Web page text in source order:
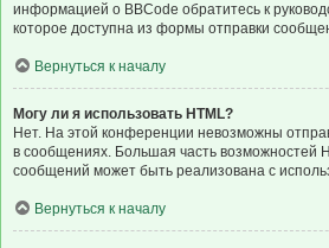
информацией о BBCode обратитесь к
которое доступна из формы отправки
Вернуться к началу
Могу ли я использовать HTML?
Нет. На этой конференции невозможны
в сообщениях. Большая часть возможностей
сообщений может быть реализована с
Вернуться к началу